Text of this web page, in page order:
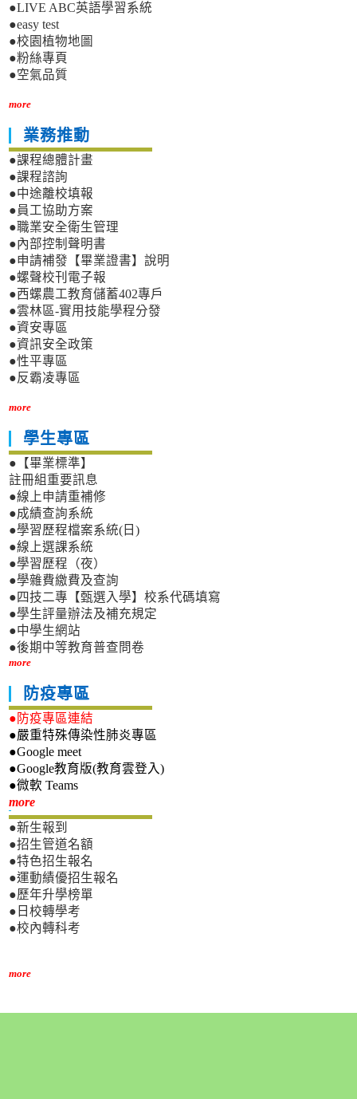
●LIVE ABC英語學習系統
●easy test
●校園植物地圖
●粉絲專頁
●空氣品質
more
業務推動
●課程總體計畫
●課程諮詢
●中途離校填報
●員工協助方案
●職業安全衛生管理
●內部控制聲明書
●申請補發【畢業證書】說明
●螺聲校刊電子報
●西螺農工教育儲蓄402專戶
●雲林區-實用技能學程分發
●資安專區
●資訊安全政策
●性平專區
●反霸凌專區
more
學生專區
●【畢業標準】
註冊組重要訊息
●線上申請重補修
●成績查詢系統
●學習歷程檔案系統(日)
●線上選課系統
●學習歷程（夜）
●學雜費繳費及查詢
●四技二專【甄選入學】校系代碼填寫
●學生評量辦法及補充規定
●中學生網站
●後期中等教育普查問卷
more
防疫專區
●防疫專區連結
●嚴重特殊傳染性肺炎專區
●Google meet
●Google教育版(教育雲登入)
●微軟 Teams
more新生專區
●新生報到
●招生管道名額
●特色招生報名
●運動績優招生報名
●歷年升學榜單
●日校轉學考
●校內轉科考
more